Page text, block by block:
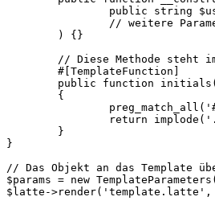
}
// Das Objekt an das Template
$params = new